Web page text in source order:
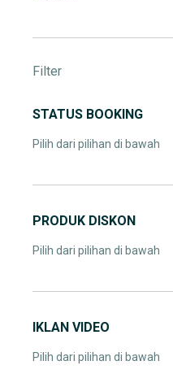
Filter
STATUS BOOKING
Pilih dari pilihan di bawah
PRODUK DISKON
Pilih dari pilihan di bawah
IKLAN VIDEO
Pilih dari pilihan di bawah